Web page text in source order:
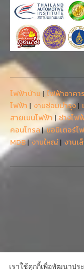
ไฟฟ้าบ้าน|ไฟฟ้าอาคาร
ไฟฟ้า | งานซ่อมบำรุง|
สายเมนไฟฟ้า | ช่างไฟ
คอนโทรล|ขอมิเตอร์ไ
MDB|งานใหญ่| งานเ
เราใช้คุกกี้เพื่อพัฒนาป